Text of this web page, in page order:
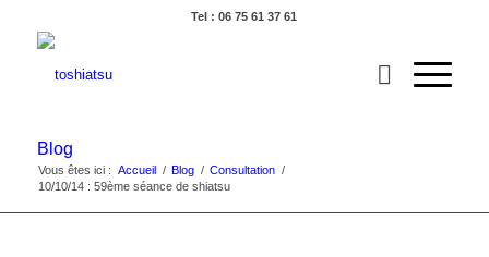
Tel : 06 75 61 37 61
Blog
Vous êtes ici : Accueil / Blog / Consultation /
10/10/14 : 59ème séance de shiatsu